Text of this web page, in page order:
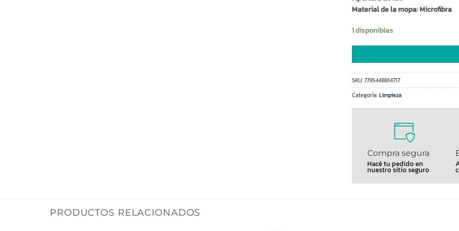
Material de la mopa: Microfibra
1 disponibles
SKU:7795448814717
Categoría:Limpieza
Compra segura
Hacé tu pedido en
nuestro sitio seguro
PRODUCTOS RELACIONADOS